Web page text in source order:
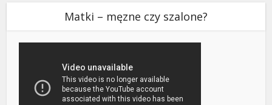
Matki – męzne czy szalone?